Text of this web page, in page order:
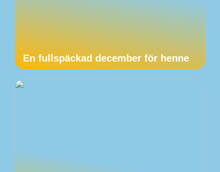
En fullspäckad december för henne